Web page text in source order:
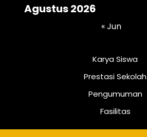
Agustus 2026
« Jun
Karya Siswa
Prestasi Sekolah
Pengumuman
Fasilitas